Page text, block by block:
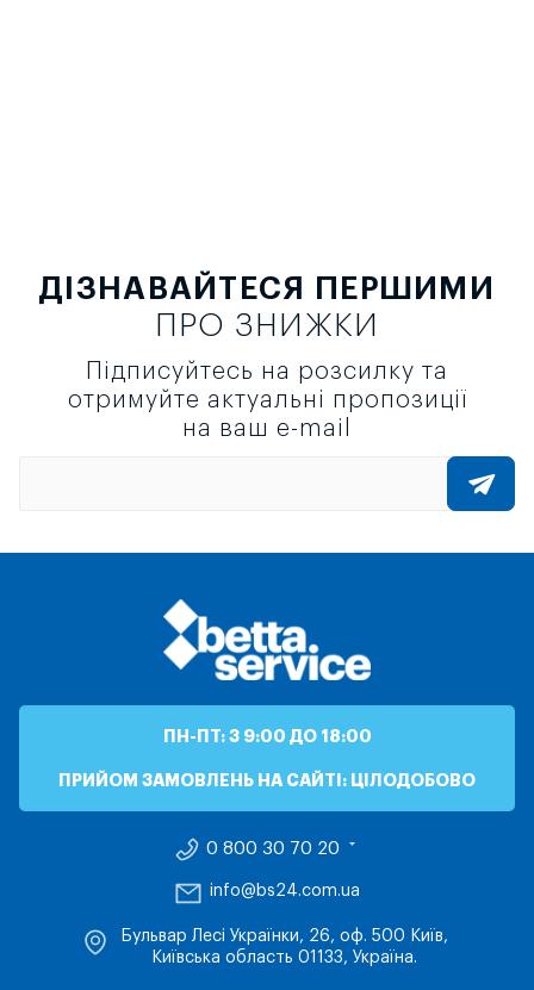
ДІЗНАВАЙТЕСЯ ПЕРШИМИ
ПРО ЗНИЖКИ
Підписуйтесь на розсилку та
отримуйте актуальні пропозиції
на ваш e-mail
ПН-ПТ: З 9:00 ДО 18:00
ПРИЙОМ ЗАМОВЛЕНЬ НА САЙТІ: ЦІЛОДОБОВО
0 800 30 70 20
info@bs24.com.ua
Бульвар Лесі Українки, 26, оф. 500 Київ,
Київська область 01133, Україна.